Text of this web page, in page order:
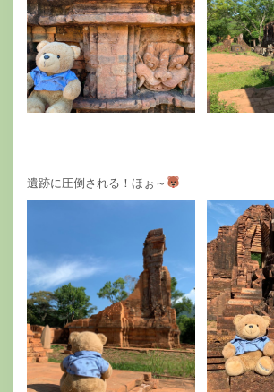
遺跡に圧倒される！ほぉ～